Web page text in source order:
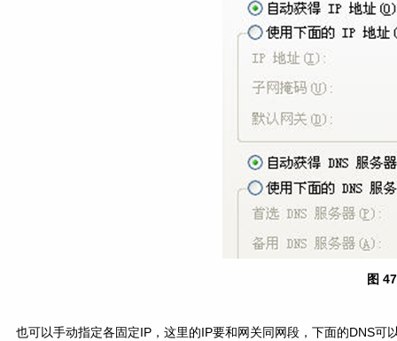
图
也可以手动指定各固定IP，这里的IP要和网关同网段，下面的DNS可